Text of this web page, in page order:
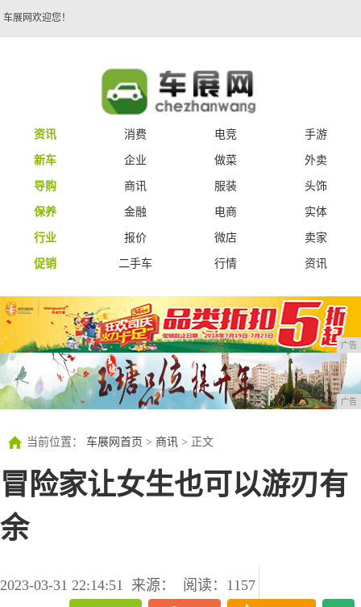
车展网欢迎您！
资讯 消费 电竞
手游
新车
企业 做菜
外卖
导购
商讯 服装
头饰
保养
金融 电商
实体
行业
报价 微店
卖家
促销
二手车 行情 资讯
广告
广告
当前位置： 车展网首页 > 商讯 > 正文
冒险家让女生也可以游刃有
余
2023-03-31 22:14:51 来源： 阅读：1157